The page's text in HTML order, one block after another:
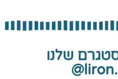
שלנו